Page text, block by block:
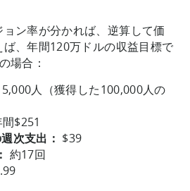
ン率が分かれば、逆算して価
、年間120万ドルの収益目標で
場合：
5,000人（獲得した100,000人の
$251
次支出： $39
約17回